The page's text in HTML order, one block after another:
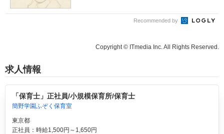
Recommended by
Copyright © ITmedia Inc. All Rights Reserved.
求人情報
「保育士」正社員/小規模保育所/保育士
簡野学園ふぞく保育室
東京都
正社員：時給1,500円～1,650円